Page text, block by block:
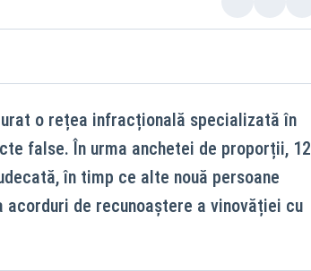
o rețea infracțională specializată în
false. În urma anchetei de proporții, 12
în timp ce alte nouă persoane
de recunoaștere a vinovăției cu